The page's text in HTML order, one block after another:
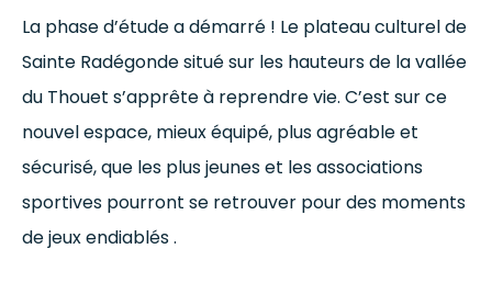
La phase d’étude a démarré ! Le plateau culturel de
Sainte Radégonde situé sur les hauteurs de la vallée
du Thouet s’apprête à reprendre vie. C’est sur ce
nouvel espace, mieux équipé, plus agréable et
sécurisé, que les plus jeunes et les associations
sportives pourront se retrouver pour des moments
de jeux endiablés .